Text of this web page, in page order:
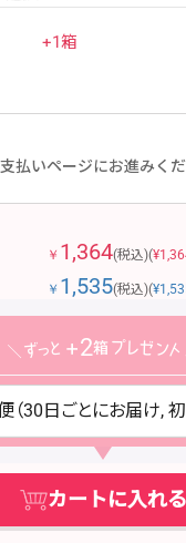
+1箱
払いページにお進みく
￥ 1,364(税込)(
￥ 1,535(税込)(
2
カートに入れる